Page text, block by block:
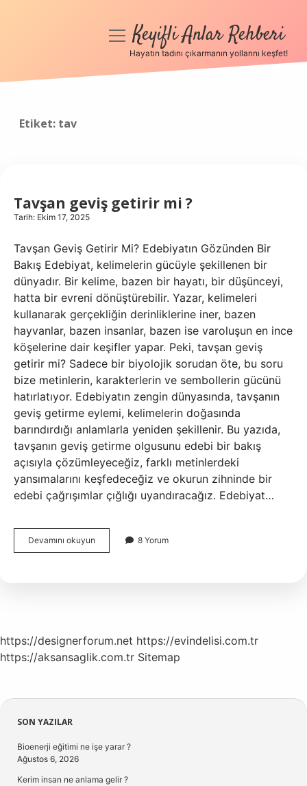
Anasayfa
menüyüKeyifli Anlar Rehberi
Hayatın tadını çıkarmanın yollarını keşfet!
Etiket: tav
Tavşan geviş getirir mi ?
Tarih: Ekim 17, 2025
Tavşan Geviş Getirir Mi? Edebiyatın Gözünden Bir
Bakış Edebiyat, kelimelerin gücüyle şekillenen bir
dünyadır. Bir kelime, bazen bir hayatı, bir düşünceyi,
hatta bir evreni dönüştürebilir. Yazar, kelimeleri
kullanarak gerçekliğin derinliklerine iner, bazen
hayvanlar, bazen insanlar, bazen ise varoluşun en ince
köşelerine dair keşifler yapar. Peki, tavşan geviş
getirir mi? Sadece bir biyolojik sorudan öte, bu soru
bize metinlerin, karakterlerin ve sembollerin gücünü
hatırlatıyor. Edebiyatın zengin dünyasında, tavşanın
geviş getirme eylemi, kelimelerin doğasında
barındırdığı anlamlarla yeniden şekillenir. Bu yazıda,
tavşanın geviş getirme olgusunu edebi bir bakış
açısıyla çözümleyeceğiz, farklı metinlerdeki
yansımalarını keşfedeceğiz ve okurun zihninde bir
edebi çağrışımlar çığlığı uyandıracağız. Edebiyat…
Devamını okuyun
geviş
8 Yorum
https://designerforum.net https://evindelisi.com.tr
https://aksansaglik.com.tr Sitemap
Sidebar
SON YAZILAR
Bioenerji eğitimi ne işe yarar ?
Ağustos 6, 2026
Kerim insan ne anlama gelir ?